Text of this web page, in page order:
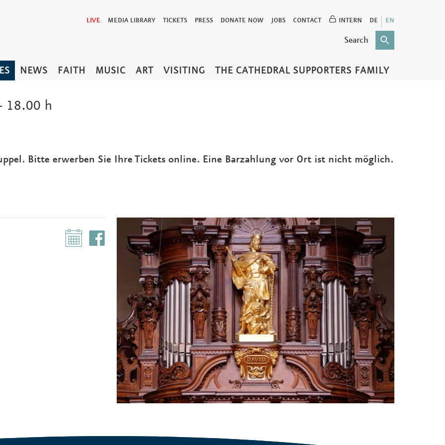
LIVE MEDIA LIBRARY TICKETS PRESS DONATE NOW JOBS CONTACT INTERN DE EN
NEWS FAITH MUSIC ART VISITING THE CATHEDRAL SUPPORTERS FAMILY
18.00 h
Bitte erwerben Sie Ihre Tickets online. Eine Barzahlung vor Ort ist nicht möglich.